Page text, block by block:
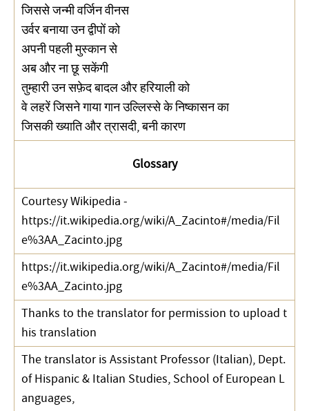
जिससे जन्मी वर्जिन वीनस
उर्वर बनाया उन द्वीपों को
अपनी पहली मुस्कान से
अब और ना छू सकेंगी
तुम्हारी उन सफ़ेद बादल और हरियाली को
वे लहरें जिसने गाया गान उल्लिस्से के निष्कासन का
जिसकी ख्याति और त्रासदी, बनी कारण
Glossary
Courtesy Wikipedia -
https://it.wikipedia.org/wiki/A_Zacinto#/media/Fil
e%3AA_Zacinto.jpg
https://it.wikipedia.org/wiki/A_Zacinto#/media/Fil
e%3AA_Zacinto.jpg
Thanks to the translator for permission to upload t
his translation
The translator is Assistant Professor (Italian), Dept.
of Hispanic & Italian Studies, School of European L
anguages,